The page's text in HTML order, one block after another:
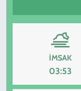
İMSAK
03:53